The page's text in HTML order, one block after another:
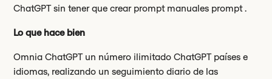
ChatGPT sin tener que crear prompt manuales prompt .
Lo que hace bien
Omnia ChatGPT un número ilimitado ChatGPT países e
idiomas, realizando un seguimiento diario de las